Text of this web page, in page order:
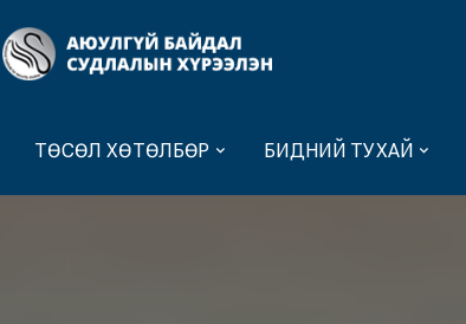
ТӨСӨЛ ХӨТӨЛБӨР БИДНИЙ ТУХАЙ